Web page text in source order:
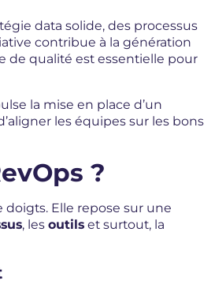
data solide, des processus
contribue à la génération
de qualité est essentielle pour
la mise en place d’un
les équipes sur les bons
?
Elle repose sur une
, les outils et surtout, la